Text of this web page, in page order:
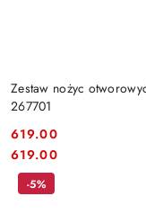
Zestaw nożyc
267701
Cena:
619.00
Cena:
619.00
-5%